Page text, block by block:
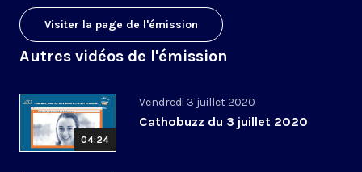
Visiter la page de l'émission
Autres vidéos de l'émission
04:24
Vendredi 3 juillet 2020
Cathobuzz du 3 juillet 2020